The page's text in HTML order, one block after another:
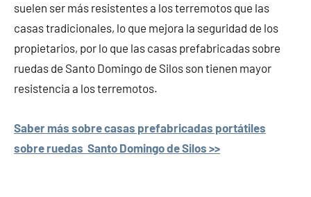
suelen ser más resistentes a los terremotos que las
casas tradicionales, lo que mejora la seguridad de los
propietarios, por lo que las casas prefabricadas sobre
ruedas de Santo Domingo de Silos son tienen mayor
resistencia a los terremotos.
Saber más sobre casas prefabricadas portátiles
sobre ruedas Santo Domingo de Silos >>